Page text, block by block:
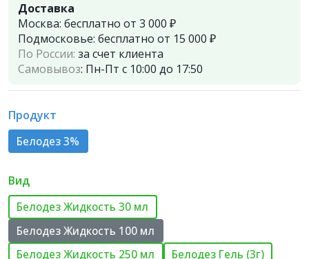
Доставка
Москва: бесплатно от 3 000 ₽
Подмосковье: бесплатно от 15 000 ₽
По России: за счет клиента
Самовывоз: Пн-Пт с 10:00 до 17:50
Продукт
Белодез 3%
Вид
Белодез Жидкость 30 мл
Белодез Жидкость 100 мл
Белодез Жидкость 250 мл
Белодез Гель (3г)